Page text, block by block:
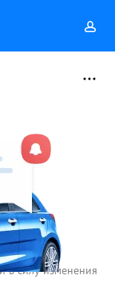
в силу изменения